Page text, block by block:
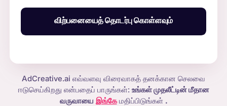
விற்பனையைத் தொடர்பு கொள்ளவும்
AdCreative.ai எவ்வளவு விரைவாகத் தனக்கான செலவை
ஈடுசெய்கிறது என்பதைப் பாருங்கள்: உங்கள் முதலீட்டின் மீதான
வருவாயை இங்கேமதிப்பிடுங்கள் .